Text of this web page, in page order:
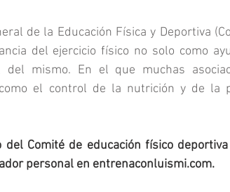
de la Educación Física y Deportiva
del ejercicio físico no solo como
mismo. En el que muchas
el control de la nutrición y de la
Comité de educación físico
personal en entrenaconluismi.com.